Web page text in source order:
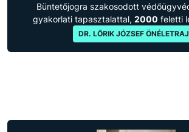
Büntetőjogra szakosodott
gyakorlati tapasztalattal, 2000 feletti
DR. LŐRIK JÓZSEF